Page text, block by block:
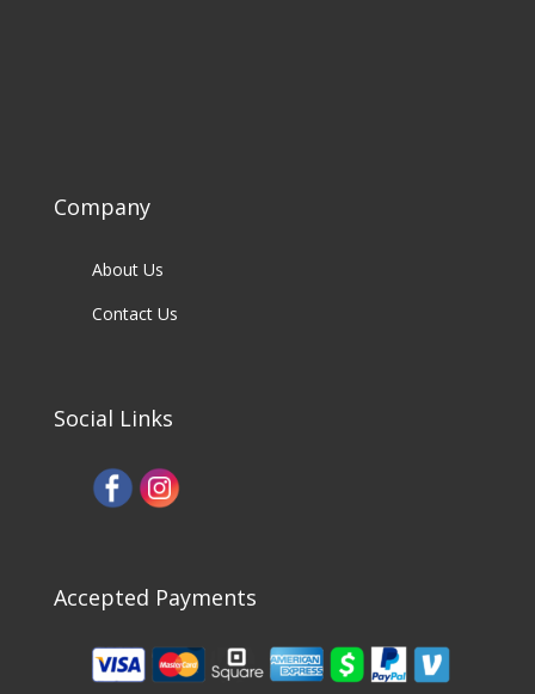
Company
About Us
Contact Us
Social Links
Accepted Payments